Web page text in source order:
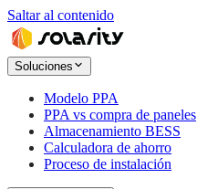
Saltar al contenido
Soluciones
Modelo PPA
PPA vs compra de paneles
Almacenamiento BESS
Calculadora de ahorro
Proceso de instalación